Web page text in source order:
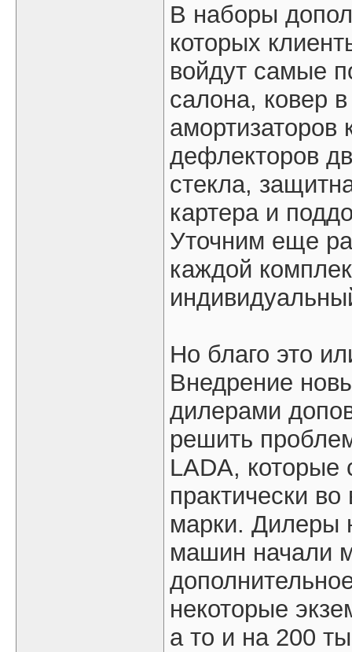
В наборы
которых
войдут самые
салона, ковер
амортизаторов
дефлекторов
стекла,
картера и
Уточним еще
каждой
Но благо это
Внедрение
дилерами
решить
LADA, которые
практически
марки. Дилеры
машин начали
некоторые
а то и на 200